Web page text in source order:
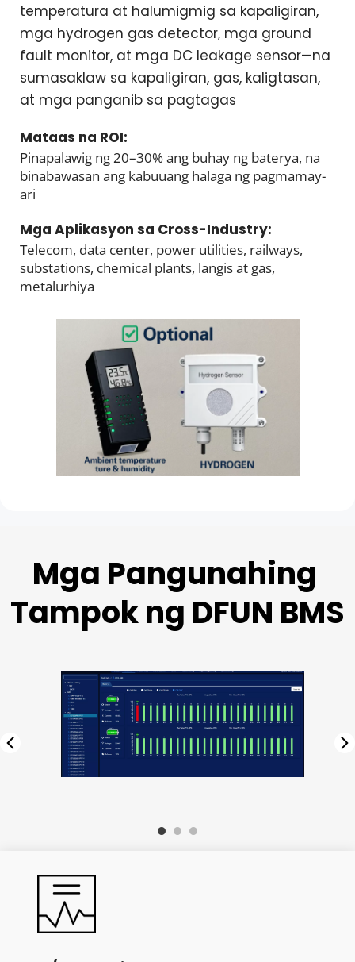
temperatura at halumigmig sa kapaligiran,
mga hydrogen gas detector, mga ground
fault monitor, at mga DC leakage sensor—na
sumasaklaw sa kapaligiran, gas, kaligtasan,
at mga panganib sa pagtagas
Mataas na ROI:
Pinapalawig ng 20–30% ang buhay ng baterya, na
binabawasan ang kabuuang halaga ng pagmamay-
ari
Mga Aplikasyon sa Cross-Industry:
Telecom, data center, power utilities, railways,
substations, chemical plants, langis at gas,
metalurhiya
Mga Pangunahing
Tampok ng DFUN BMS